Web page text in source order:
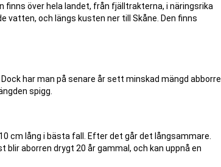
finns över hela landet, från fjälltrakterna, i näringsrika
vatten, och längs kusten ner till Skåne. Den finns
har man på senare år sett minskad mängd abborre
spigg.
cm lång i bästa fall. Efter det går det långsammare.
blir aborren drygt 20 år gammal, och kan uppnå en